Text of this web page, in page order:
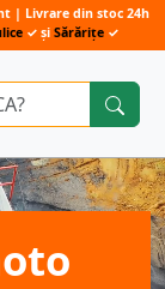
| Livrare din stoc 24h
✓ și Sărărițe ✓